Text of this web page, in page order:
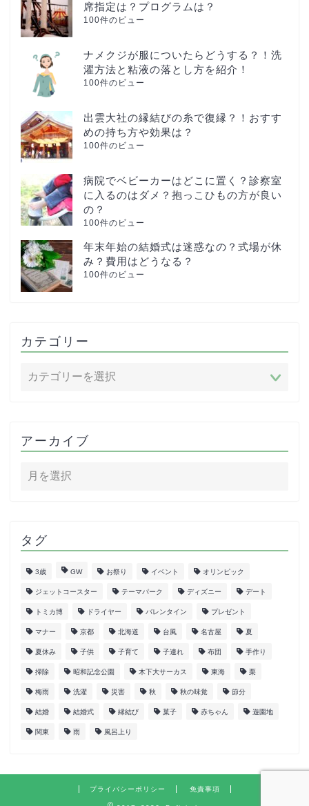
席指定は？プログラムは？
100件のビュー
ナメクジが服についたらどうする？！洗
濯方法と粘液の落とし方を紹介！
100件のビュー
出雲大社の縁結びの糸で復縁？！おすす
めの持ち方や効果は？
100件のビュー
病院でベビーカーはどこに置く？診察室
に入るのはダメ？抱っこひもの方が良い
の？
100件のビュー
年末年始の結婚式は迷惑なの？式場が休
み？費用はどうなる？
100件のビュー
カテゴリー
アーカイブ
タグ
3歳 GW お祭り イベント オリンピック
ジェットコースター テーマパーク ディズニー デート
トミカ博 ドライヤー バレンタイン プレゼント
マナー 京都 北海道 台風 名古屋 夏
夏休み 子供 子育て 子連れ 布団 手作り
掃除 昭和記念公園 木下大サーカス 東海 栗
梅雨 洗濯 災害 秋 秋の味覚 節分
結婚 結婚式 縁結び 菓子 赤ちゃん 遊園地
関東 雨 風呂上り
プライバシーポリシー 免責事項